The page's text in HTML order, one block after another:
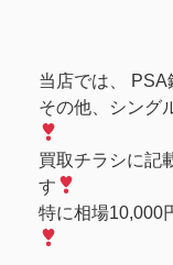
当店では、
その他、シング
買取チラシに記
す
特に相場10,000